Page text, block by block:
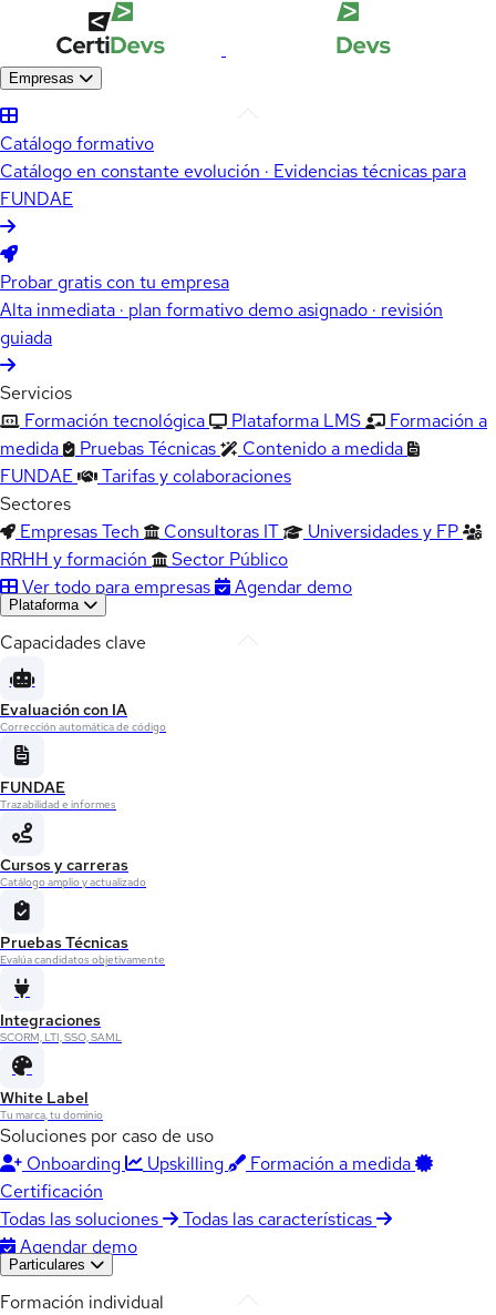
Empresas
Catálogo formativo
Catálogo en constante evolución · Evidencias técnicas para
FUNDAE
Probar gratis con tu empresa
Alta inmediata · plan formativo demo asignado · revisión
guiada
Servicios
Formación tecnológica
Plataforma LMS
Formación a
medida
Pruebas Técnicas
Contenido a medida
FUNDAE
Tarifas y colaboraciones
Sectores
Empresas Tech
Consultoras IT
Universidades y FP
RRHH y formación
Sector Público
Ver todo para empresas
Agendar demo
Plataforma
Capacidades clave
Evaluación con IA
Corrección automática de código
FUNDAE
Trazabilidad e informes
Cursos y carreras
Catálogo amplio y actualizado
Pruebas Técnicas
Evalúa candidatos objetivamente
Integraciones
SCORM, LTI, SSO, SAML
White Label
Tu marca, tu dominio
Soluciones por caso de uso
Onboarding
Upskilling
Formación a medida
Certificación
Todas las soluciones
Todas las características
Agendar demo
Particulares
Formación individual